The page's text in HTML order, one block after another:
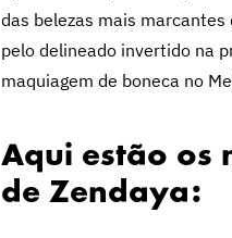
das belezas mais
pelo delineado invertido na
maquiagem de boneca no
Aqui estão os
de Zendaya: